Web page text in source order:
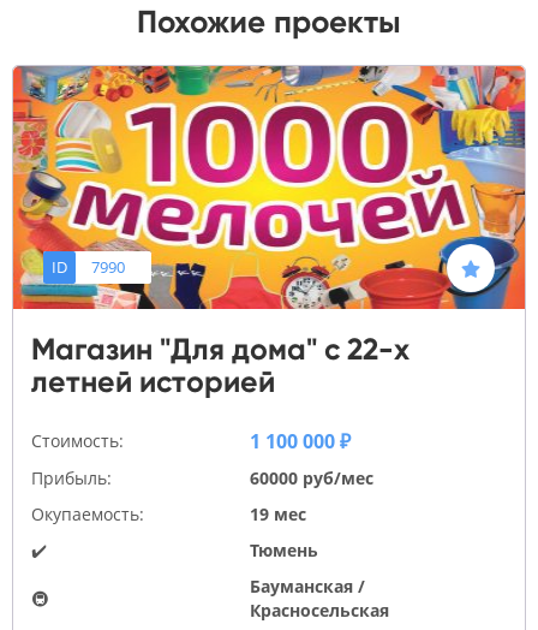
Похожие проекты
ID 7990
Магазин "Для дома" с 22-х
летней историей
Стоимость: 1 100 000 ₽
Прибыль:
60000 руб/мес
Окупаемость:
19 мес
✔️
Тюмень
🚇
Бауманская /
Красносельская